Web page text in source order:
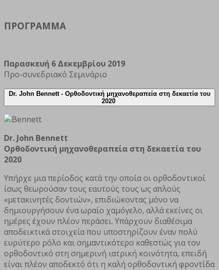
ΠΡΟΓΡΑΜΜΑ
Παρασκευή 6 Δεκεμβρίου 2019
Προ-συνεδριακό Σεμινάριο
Dr. John Bennett - Ορθοδοντική μηχανοθεραπεία στη δεκαετία του
2020
Dr. John Bennett
Ορθοδοντική μηχανοθεραπεία στη δεκαετία του
2020
Υπήρχε μια περίοδος κατά την οποία οι ορθοδοντικοί
ίσως θεωρούσαν τους εαυτούς τους ως απλούς
«μετακινητές δοντιών», επιδιώκοντας μόνο να
δημιουργήσουν ένα ωραίο χαμόγελο, αλλά εκείνες οι
ημέρες έχουν πλέον περάσει. Υπάρχουν διαθέσιμα
αποδεικτικά στοιχεία που υποστηρίζουν έναν πολύ
ευρύτερο ρόλο και σημαντικότερο καθεστώς για τον
ορθοδοντικό στη σημερινή ιατρική κοινότητα, επειδή
είναι πλέον αποδεκτό ότι η καλή ορθοδοντική φροντίδα